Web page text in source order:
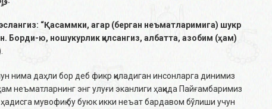
“Қасаммки, агар (берган неъматларимига) шукр
Борди-ю, ношукурлик қилсангиз, албатта, азобим (ҳам)
нима даҳли бор деб фикр қиладиган инсонларга динимиз
неъматларнинг энг улуғи эканлиги ҳақида Пайғамбаримиз
мувофиқ бу буюк икки неъат бардавом бўлиши учун